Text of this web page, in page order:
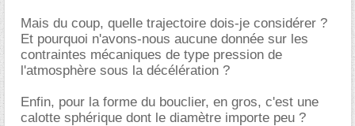
Mais du coup, quelle trajectoire dois-je considérer ?
Et pourquoi n'avons-nous aucune donnée sur les
contraintes mécaniques de type pression de
l'atmosphère sous la décélération ?
Enfin, pour la forme du bouclier, en gros, c'est une
calotte sphérique dont le diamètre importe peu ?